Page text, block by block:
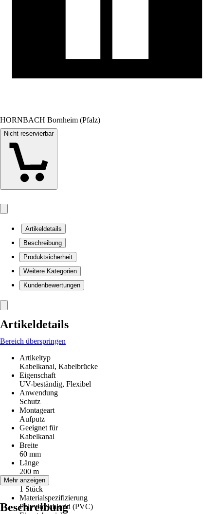
HORNBACH Bornheim (Pfalz)
Nicht reservierbar
Artikeldetails
Beschreibung
Produktsicherheit
Weitere Kategorien
Kundenbewertungen
Artikeldetails
Bereich überspringen
Artikeltyp
Kabelkanal, Kabelbrücke
Eigenschaft
UV-beständig, Flexibel
Anwendung
Schutz
Montageart
Aufputz
Geeignet für
Kabelkanal
Breite
60 mm
Länge
200 m
Anzahl
1 Stück
Materialspezifizierung
Polyvinylchlorid (PVC)
Mehr anzeigen
Beschreibung